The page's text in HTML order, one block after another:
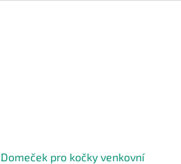
Domeček pro kočky venkovní